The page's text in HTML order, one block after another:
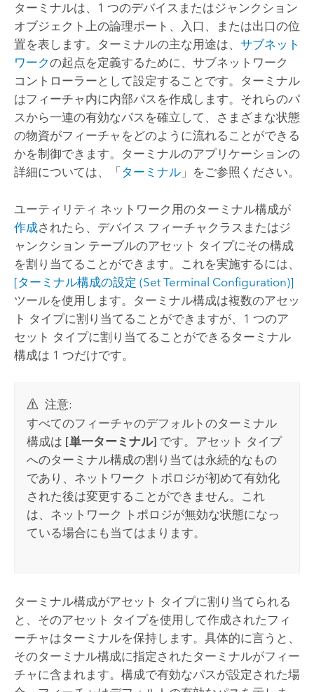
ターミナルは、1 つのデバイスまたはジャンクション
オブジェクト上の論理ポート、入口、または出口の位
置を表します。ターミナルの主な用途は、 サブネット
ワークの起点を定義するために、サブネットワーク
コントローラーとして設定することです。ターミナル
はフィーチャ内に内部パスを作成します。それらのパ
スから一連の有効なパスを確立して、さまざまな状態
の物資がフィーチャをどのように流れることができる
かを制御できます。ターミナルのアプリケーションの
詳細については、「 ターミナル」をご参照ください。
ユーティリティ ネットワーク用のターミナル構成が
作成されたら、デバイス フィーチャクラスまたはジ
ャンクション テーブルのアセット タイプにその構成
を割り当てることができます。これを実施するには、
[ターミナル構成の設定 (Set Terminal Configuration)]
ツールを使用します。ターミナル構成は複数のアセッ
ト タイプに割り当てることができますが、1 つのア
セット タイプに割り当てることができるターミナル
構成は 1 つだけです。
注意:
すべてのフィーチャのデフォルトのターミナル
構成は [単一ターミナル] です。アセット タイプ
へのターミナル構成の割り当ては永続的なもの
であり、ネットワーク トポロジが初めて有効化
された後は変更することができません。これ
は、ネットワーク トポロジが無効な状態になっ
ている場合にも当てはまります。
ターミナル構成がアセット タイプに割り当てられる
と、そのアセット タイプを使用して作成されたフィ
ーチャはターミナルを保持します。具体的に言うと、
そのターミナル構成に指定されたターミナルがフィー
チャに含まれます。構成で有効なパスが設定された場